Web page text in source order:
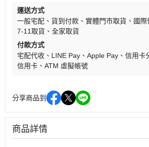
運送方式
一般宅配
貨到付款 實體門市取貨
國際
7-11取貨
全家取貨
付款方式
宅配代收
LINE Pay Apple Pay
信用卡
信用卡
ATM 虛擬帳號
分享商品到
商品詳情